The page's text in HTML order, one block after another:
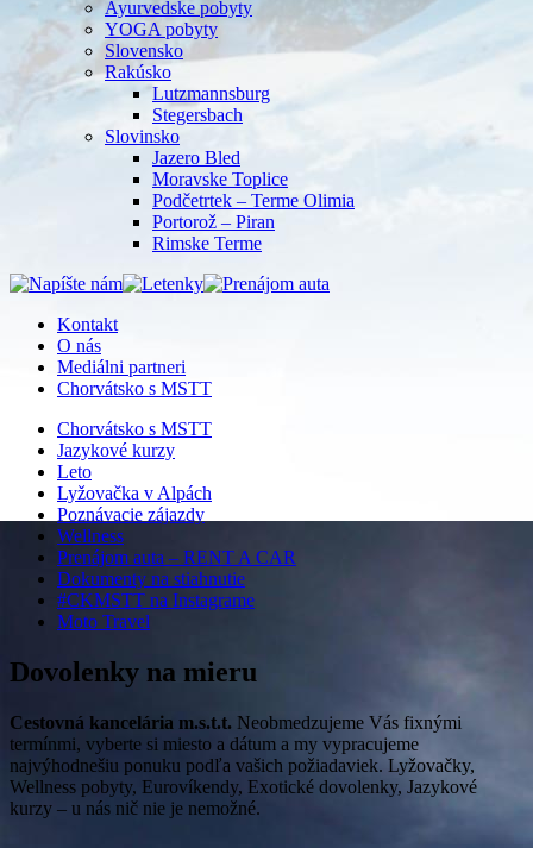
Ayurvedske pobyty
YOGA pobyty
Slovensko
Rakúsko
Lutzmannsburg
Stegersbach
Slovinsko
Jazero Bled
Moravske Toplice
Podčetrtek – Terme Olimia
Portorož – Piran
Rimske Terme
Kontakt
O nás
Mediálni partneri
Chorvátsko s MSTT
Chorvátsko s MSTT
Jazykové kurzy
Leto
Lyžovačka v Alpách
Poznávacie zájazdy
Wellness
Prenájom auta – RENT A CAR
Dokumenty na stiahnutie
#CKMSTT na Instagrame
Moto Travel
Dovolenky na mieru
Cestovná kancelária m.s.t.t. Neobmedzujeme Vás fixnými
termínmi, vyberte si miesto a dátum a my vypracujeme
najvýhodnešiu ponuku podľa vašich požiadaviek. Lyžovačky,
Wellness pobyty, Eurovíkendy, Exotické dovolenky, Jazykové
kurzy – u nás nič nie je nemožné.